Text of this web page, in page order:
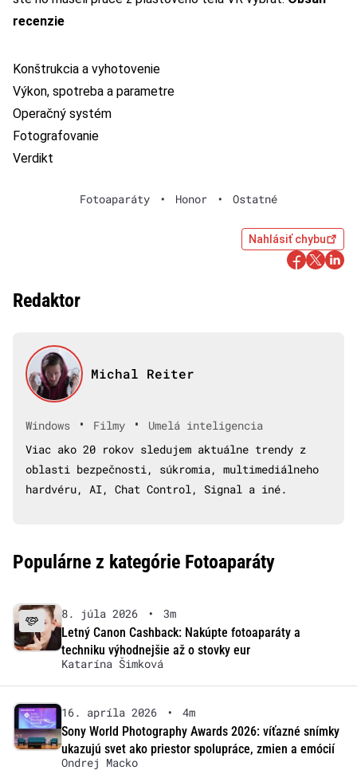
recenzie
Konštrukcia a vyhotovenie
Výkon, spotreba a parametre
Operačný systém
Fotografovanie
Verdikt
Fotoaparáty • Honor • Ostatné
Nahlásiť chybu
Redaktor
Michal Reiter
Windows • Filmy •
Umelá inteligencia
Viac ako 20 rokov sledujem aktuálne trendy z
oblasti bezpečnosti, súkromia, multimediálneho
hardvéru, AI, Chat Control, Signal a iné.
Populárne z kategórie Fotoaparáty
8. júla 2026 •
3m
Letný Canon Cashback: Nakúpte fotoaparáty a
techniku výhodnejšie až o stovky eur
Katarína Šimková
16. apríla 2026 •
4m
Sony World Photography Awards 2026: víťazné snímky
ukazujú svet ako priestor spolupráce, zmien a emócií
Ondrej Macko